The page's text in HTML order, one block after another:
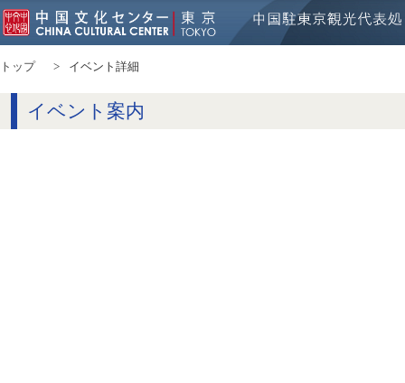
トップ イベント詳細
イベント案内